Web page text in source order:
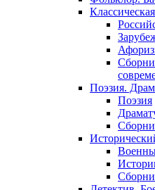
Поэзия.
Поэзия